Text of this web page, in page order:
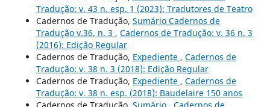
Tradução: v. 43 n. esp. 1 (2023): Tradutores de Teatro
Cadernos de Tradução, Sumário Cadernos de
Tradução v.36, n. 3 , Cadernos de Tradução: v. 36 n. 3
(2016): Edição Regular
Cadernos de Tradução, Expediente , Cadernos de
Tradução: v. 38 n. 3 (2018): Edição Regular
Cadernos de Tradução, Expediente , Cadernos de
Tradução: v. 38 n. esp. (2018): Baudelaire 150 anos